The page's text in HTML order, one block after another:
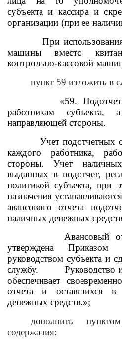
субъекта и кассира и
организации (при ее
При
машины вместо
контрольно-кассовой
пункт 59 изложить в
«59.
работникам субъекта,
направляющей стороны.
Учет подотчетных
каждого работника,
стороны. Учет
выданных в подотчет,
политикой субъекта, при
назначения
авансового отчета
наличных денежных
Авансовый
утверждена Приказом
руководством субъекта и
службу.
Руководство
обеспечивает
отчета и оставшихся в
денежных средств.»;
дополнить
содержания: